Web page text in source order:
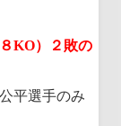
KO）２敗の
平選手のみ